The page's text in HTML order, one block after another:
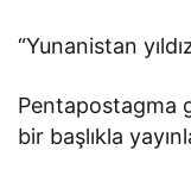
“Yunanistan
Pentapostagma
bir başlıkla